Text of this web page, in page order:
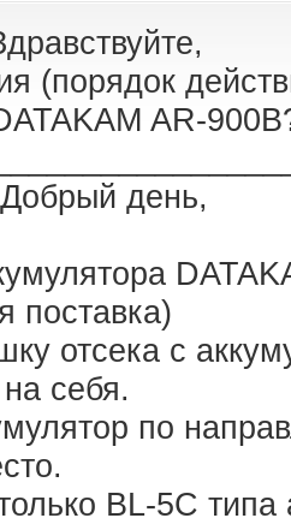
(порядок
AR-
день,
поставка)
отсека с
себя.
по
BL-5C